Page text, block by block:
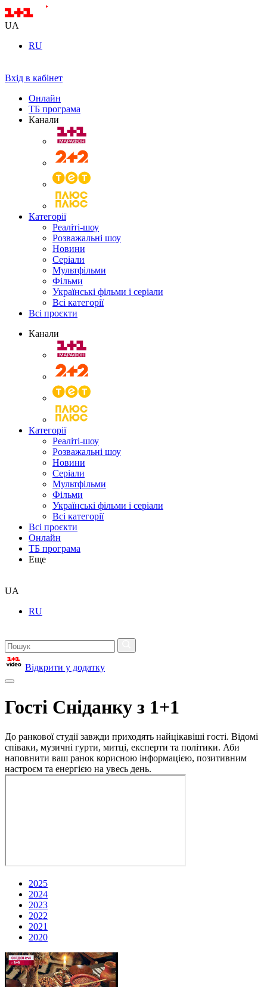
UA
RU
Вхід в кабінет
Онлайн
ТБ програма
Канали
Категорії
Реаліті-шоу
Розважальні шоу
Новини
Серіали
Мультфільми
Фільми
Українські фільми і серіали
Всі категорії
Всі проєкти
Канали
Категорії
Реаліті-шоу
Розважальні шоу
Новини
Серіали
Мультфільми
Фільми
Українські фільми і серіали
Всі категорії
Всі проєкти
Онлайн
ТБ програма
Еще
UA
RU
Відкрити у додатку
Гості Сніданку з 1+1
До ранкової студії завжди приходять найцікавіші гості. Відомі
співаки, музичні гурти, митці, експерти та політики. Аби
наповнити ваш ранок корисною інформацією, позитивним
настроєм та енергією на увесь день.
2025
2024
2023
2022
2021
2020